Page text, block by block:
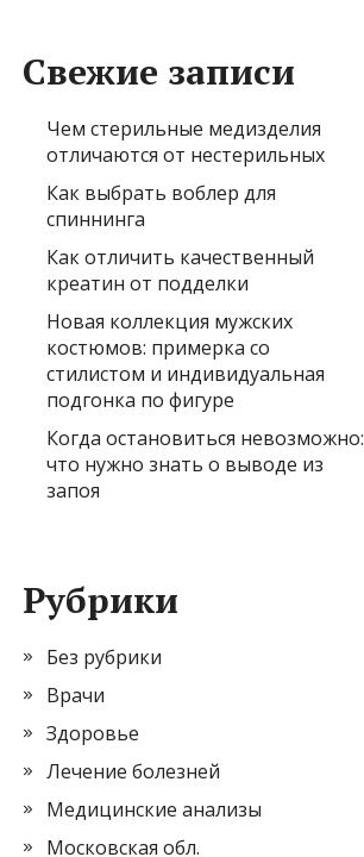
Свежие записи
Чем стерильные медизделия
отличаются от нестерильных
Как выбрать воблер для
спиннинга
Как отличить качественный
креатин от подделки
Новая коллекция мужских
костюмов: примерка со
стилистом и индивидуальная
подгонка по фигуре
Когда остановиться невозможно:
что нужно знать о выводе из
запоя
Рубрики
Без рубрики
Врачи
Здоровье
Лечение болезней
Медицинские анализы
Московская обл.